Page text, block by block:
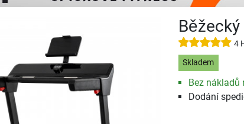
4
Skladem
Bez nákladů
Dodání